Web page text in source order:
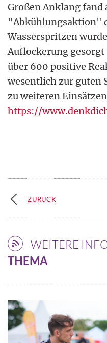
Großen Anklang fand
"Abkühlungsaktion"
Wasserspritzen
Auflockerung
über 600 positive
wesentlich zur guten
zu weiteren
https://
ZURÜCK
WEITERE
THEMA